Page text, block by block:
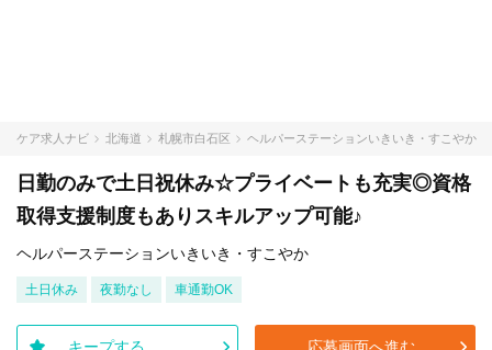
ケア求人ナビ 北海道 札幌市白石区 ヘルパーステーションいきいき・すこやか
日勤のみで土日祝休み☆プライベートも充実◎資格
取得支援制度もありスキルアップ可能♪
ヘルパーステーションいきいき・すこやか
土日休み 夜勤なし 車通勤OK